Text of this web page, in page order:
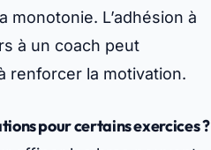
monotonie. L’adhésion à
à un coach peut
renforcer la motivation.
pour certains exercices ?